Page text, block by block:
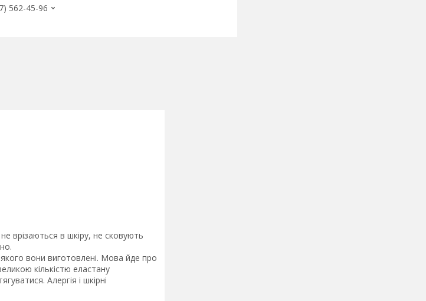
562-45-96
врізаються в шкіру, не сковують
вони виготовлені. Мова йде про
кількістю еластану
Алергія і шкірні